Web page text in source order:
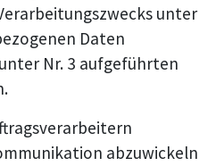
unter
Daten
Nr. 3 aufgeführten
abzuwickeln